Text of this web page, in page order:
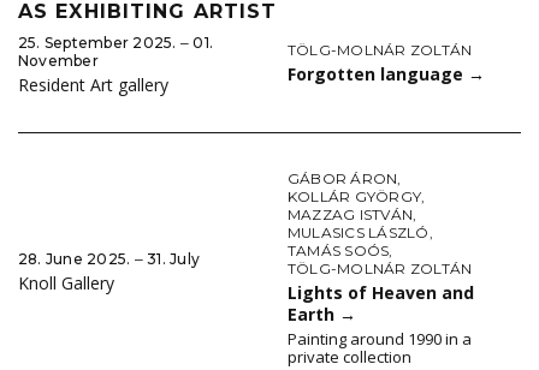
AS EXHIBITING ARTIST
25. September 2025. ‒ 01.
November
Resident Art gallery
TÖLG-MOLNÁR ZOLTÁN
Forgotten language →
28. June 2025. ‒ 31. July
Knoll Gallery
GÁBOR ÁRON,
KOLLÁR GYÖRGY,
MAZZAG ISTVÁN,
MULASICS LÁSZLÓ,
TAMÁS SOÓS,
TÖLG-MOLNÁR ZOLTÁN
Lights of Heaven and
Earth →
Painting around 1990 in a
private collection